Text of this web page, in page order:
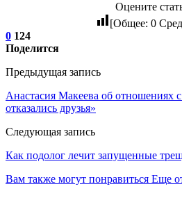
Оцените
[Общее: 0
0 124
Поделится
Предыдущая запись
Анастасия Макеева об отношениях
отказались друзья»
Следующая запись
Как подолог лечит запущенные
Вам также могут понравиться Еще